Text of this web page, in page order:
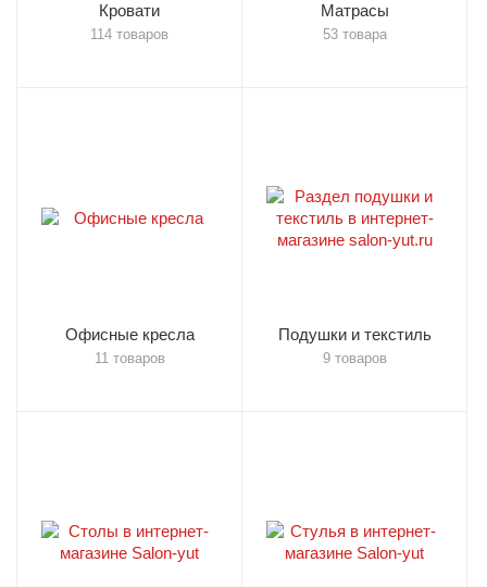
Кровати
114 товаров
Матрасы
53 товара
Офисные кресла
11 товаров
Подушки и текстиль
9 товаров